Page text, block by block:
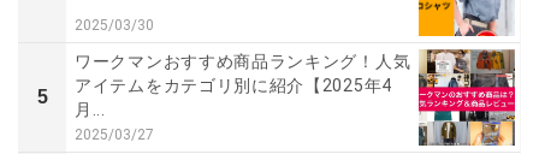
2025/03/30
5
ワークマンおすすめ商品ランキング！人気
アイテムをカテゴリ別に紹介【2025年4
月...
2025/03/27